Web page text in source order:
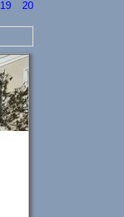
19
20